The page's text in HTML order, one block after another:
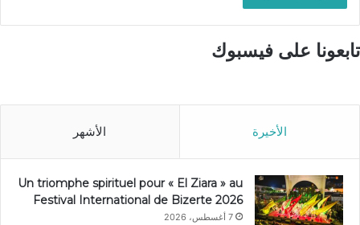
تابعونا على فيسبوك
الأخيرة الأشهر
Un triomphe spirituel pour « El Ziara » au
Festival International de Bizerte 2026
7 أغسطس، 2026